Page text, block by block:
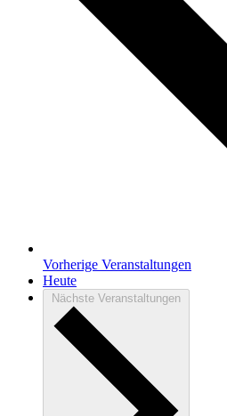
Vorherige Veranstaltungen
Heute
Nächste Veranstaltungen